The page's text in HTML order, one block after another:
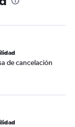
de cancelación